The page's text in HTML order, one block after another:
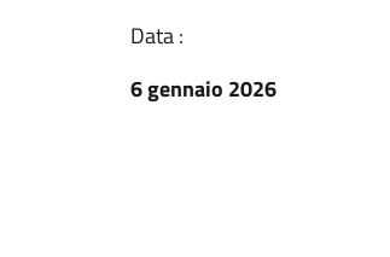
Data :
6 gennaio 2026